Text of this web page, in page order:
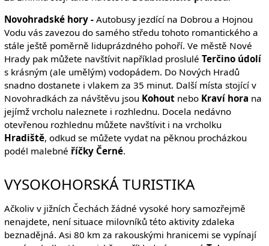
Novohradské hory -Autobusy jezdící na Dobrou a Hojnou
Vodu vás zavezou do samého středu tohoto romantického a
stále ještě poměrně liduprázdného pohoří. Ve městě Nové
Hrady pak můžete navštívit například proslulé Terčino údolí
s krásným (ale umělým) vodopádem. Do Nových Hradů
snadno dostanete i vlakem za 35 minut. Další místa stojící v
Novohradkách za návštěvu jsou Kohoutnebo Kraví hora na
jejímž vrcholu naleznete i rozhlednu. Docela nedávno
otevřenou rozhlednu můžete navštívit i na vrcholku
Hradiště, odkud se můžete vydat na pěknou procházkou
podél malebné říčky Černé.
VYSOKOHORSKÁ TURISTIKA
Ačkoliv v jižních Čechách žádné vysoké hory samozřejmě
nenajdete, není situace milovníků této aktivity zdaleka
beznadějná. Asi 80 km za rakouskými hranicemi se vypínají